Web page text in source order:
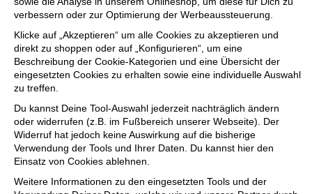
verbessern oder zur Optimierung der Werbeaussteuerung.
Klicke auf „Akzeptieren“ um alle Cookies zu akzeptieren und
direkt zu shoppen oder auf „Konfigurieren“, um eine
Beschreibung der Cookie-Kategorien und eine Übersicht der
eingesetzten Cookies zu erhalten sowie eine individuelle Auswahl
zu treffen.
Du kannst Deine Tool-Auswahl jederzeit nachträglich ändern
oder widerrufen (z.B. im Fußbereich unserer Webseite). Der
Widerruf hat jedoch keine Auswirkung auf die bisherige
Verwendung der Tools und Ihrer Daten. Du kannst hier den
Einsatz von Cookies ablehnen.
Weitere Informationen zu den eingesetzten Tools und der